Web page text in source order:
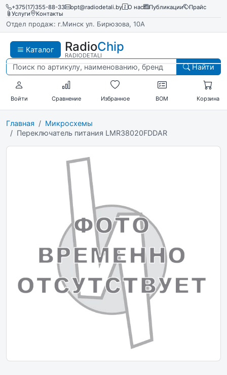
+375(17)355-88-33 opt@radiodetali.by О нас Публикации
Прайс
Услуги
Контакты
Отдел продаж: г.Минск ул. Бирюзова, 10А
Каталог RadioChip
RADIODETALI
Найти
Войти Сравнение Избранное BOM Корзина
Главная
Микросхемы
Переключатель питания LMR38020FDDAR